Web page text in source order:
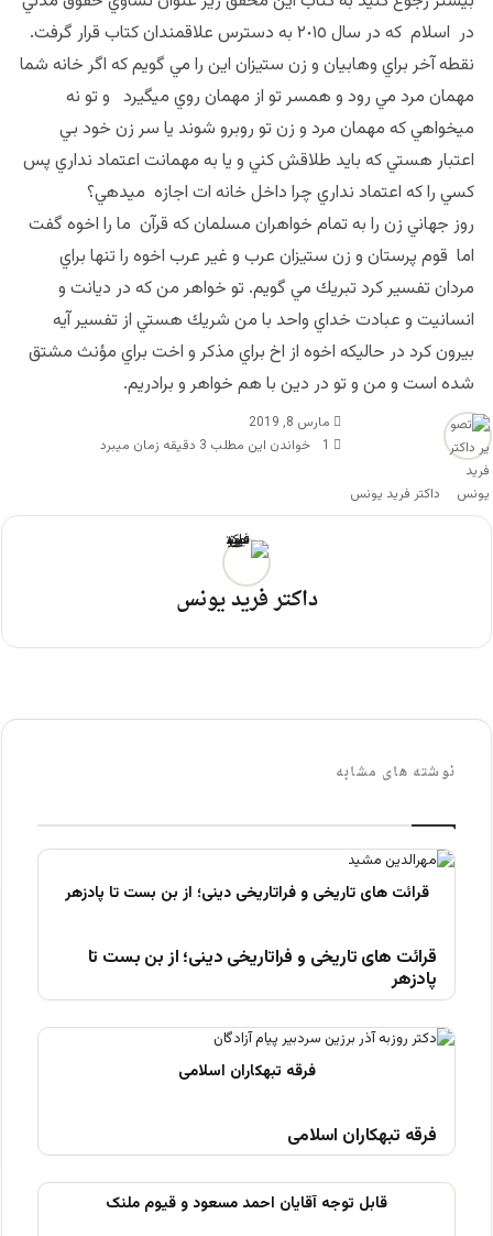
در اسلام كه در سال ٢٠١٥ به دسترس علاقمندان كتاب قرار گرفت.
نقطه آخر براي وهابيان و زن ستيزان اين را مي گويم كه اگر خانه شما
مهمان مرد مي رود و همسر تو از مهمان روي ميگيرد و تو نه
ميخواهي كه مهمان مرد و زن تو روبرو شوند يا سر زن خود بي
اعتبار هستي كه بايد طلاقش كني و يا به مهمانت اعتماد نداري پس
كسي را كه اعتماد نداري چرا داخل خانه ات اجازه ميدهي؟
روز جهاني زن را به تمام خواهران مسلمان كه قرآن ما را اخوه گفت
اما قوم پرستان و زن ستيزان عرب و غير عرب اخوه را تنها براي
مردان تفسير كرد تبريك مي گويم. تو خواهر من كه در ديانت و
انسانيت و عبادت خداي واحد با من شريك هستي از تفسير آيه
بيرون كرد در حاليكه اخوه از اخ براي مذكر و اخت براي مؤنث مشتق
شده است و من و تو در دين با هم خواهر و برادريم.
داکتر فرید یونس
مارس 8, 2019
1
خواندن این مطلب 3 دقیقه زمان میبرد
داکتر فرید یونس
نوشته های مشابه
قرائت های تاریخی و فراتاریخی دینی؛ از بن بست تا
پادزهر
فرقه تبهکاران اسلامی